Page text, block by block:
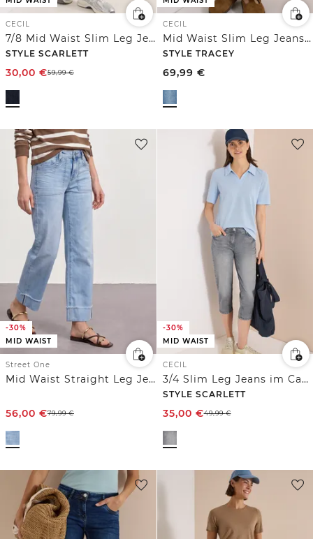
CECIL
7/8 Mid Waist Slim Leg Jeans im Casual Fit
STYLE SCARLETT
30,00 €59,99€
CECIL
Mid Waist Slim Leg Jeans im Casual Fit
STYLE TRACEY
69,99 €
-30%
MID WAIST
Street One
Mid Waist Straight Leg Jeans im Casual Fit
56,00 €79,99€
-30%
MID WAIST
CECIL
3/4 Slim Leg Jeans im Casual Fit
STYLE SCARLETT
35,00 €49,99€